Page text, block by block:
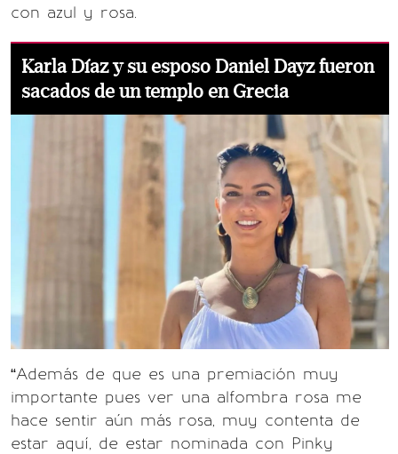
con azul y rosa.
Karla Díaz y su esposo Daniel Dayz fueron
sacados de un templo en Grecia
“Además de que es una premiación muy
importante pues ver una alfombra rosa me
hace sentir aún más rosa, muy contenta de
estar aquí, de estar nominada con Pinky